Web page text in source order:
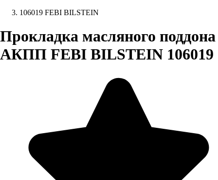
106019 FEBI BILSTEIN
Прокладка масляного поддона
АКПП FEBI BILSTEIN 106019